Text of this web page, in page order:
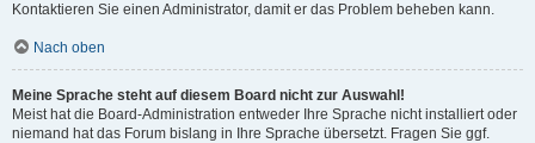
Kontaktieren Sie einen Administrator, damit er das Problem beheben kann.
Nach oben
Meine Sprache steht auf diesem Board nicht zur Auswahl!
Meist hat die Board-Administration entweder Ihre Sprache nicht installiert oder
niemand hat das Forum bislang in Ihre Sprache übersetzt. Fragen Sie ggf.